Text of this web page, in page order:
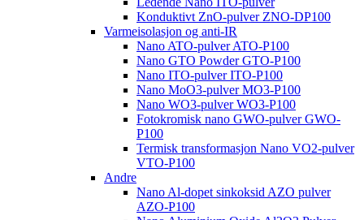
Konduktivt ZnO-pulver ZNO-DP100
Varmeisolasjon og anti-IR
Nano ATO-pulver ATO-P100
Nano GTO Powder GTO-P100
Nano ITO-pulver ITO-P100
Nano MoO3-pulver MO3-P100
Nano WO3-pulver WO3-P100
Fotokromisk nano GWO-pulver GWO-
P100
Termisk transformasjon Nano VO2-pulver
VTO-P100
Andre
Nano Al-dopet sinkoksid AZO pulver
AZO-P100